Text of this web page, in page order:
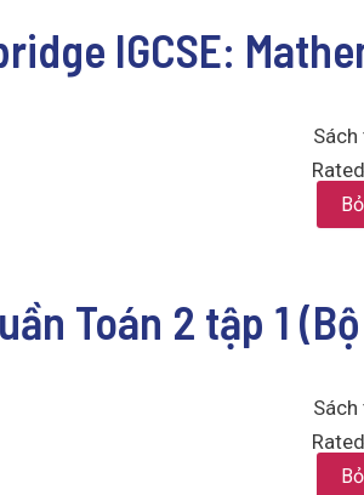
IGCSE:
Rated
Toán 2 tập 1
Rated